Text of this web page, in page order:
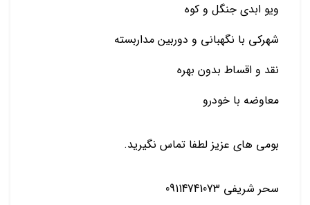
ویو ابدی جنگل و کوه
شهرکی با نگهبانی و دوربین مداربسته
نقد و اقساط بدون بهره
معاوضه با خودرو
بومی های عزیز لطفا تماس نگیرید.
سحر شریفی 09114741073